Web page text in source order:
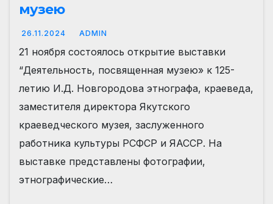
музею
26.11.2024 ADMIN
21 ноября состоялось открытие выставки
“Деятельность, посвященная музею» к 125-
летию И.Д. Новгородова этнографа, краеведа,
заместителя директора Якутского
краеведческого музея, заслуженного
работника культуры РСФСР и ЯАССР. На
выставке представлены фотографии,
этнографические…